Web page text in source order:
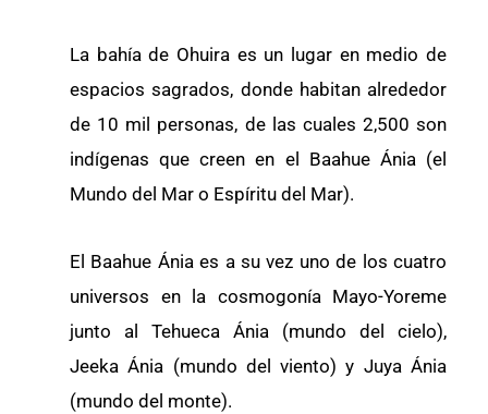
La bahía de Ohuira es un lugar en medio de
espacios sagrados, donde habitan alrededor
de 10 mil personas, de las cuales 2,500 son
indígenas que creen en el Baahue Ánia (el
Mundo del Mar o Espíritu del Mar).
El Baahue Ánia es a su vez uno de los cuatro
universos en la cosmogonía Mayo-Yoreme
junto al Tehueca Ánia (mundo del cielo),
Jeeka Ánia (mundo del viento) y Juya Ánia
(mundo del monte).